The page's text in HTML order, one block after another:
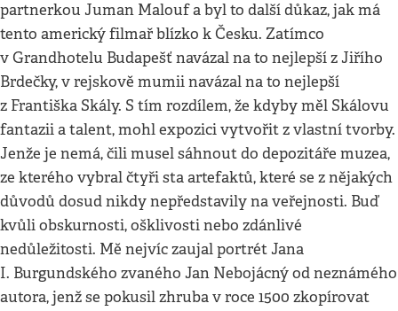
partnerkou Juman Malouf a byl to další důkaz, jak má
tento americký filmař blízko k Česku. Zatímco
v Grandhotelu Budapešť navázal na to nejlepší z Jiřího
Brdečky, v rejskově mumii navázal na to nejlepší
z Františka Skály. S tím rozdílem, že kdyby měl Skálovu
fantazii a talent, mohl expozici vytvořit z vlastní tvorby.
Jenže je nemá, čili musel sáhnout do depozitáře muzea,
ze kterého vybral čtyři sta artefaktů, které se z nějakých
důvodů dosud nikdy nepředstavily na veřejnosti. Buď
kvůli obskurnosti, ošklivosti nebo zdánlivé
nedůležitosti. Mě nejvíc zaujal portrét Jana
I. Burgundského zvaného Jan Nebojácný od neznámého
autora, jenž se pokusil zhruba v roce 1500 zkopírovat